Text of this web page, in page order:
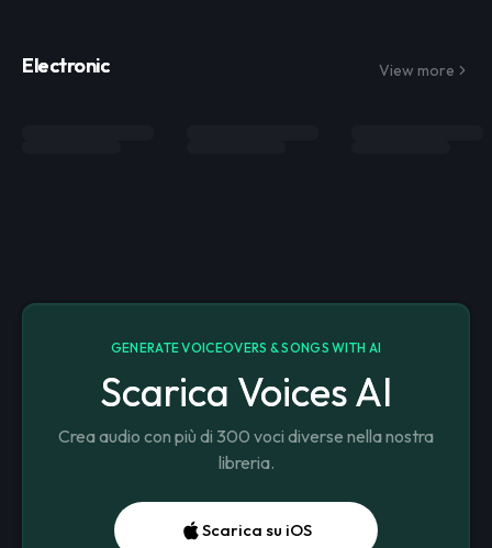
Electronic View more
GENERATE VOICEOVERS & SONGS WITH AI
Scarica Voices AI
Crea audio con più di 300 voci diverse nella nostra
libreria.
Scarica su iOS